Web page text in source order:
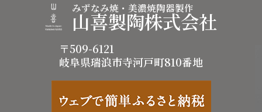
みずなみ焼・美濃焼陶器製作
山喜製陶株式会社
〒509-6121
岐阜県瑞浪市寺河戸町810番地